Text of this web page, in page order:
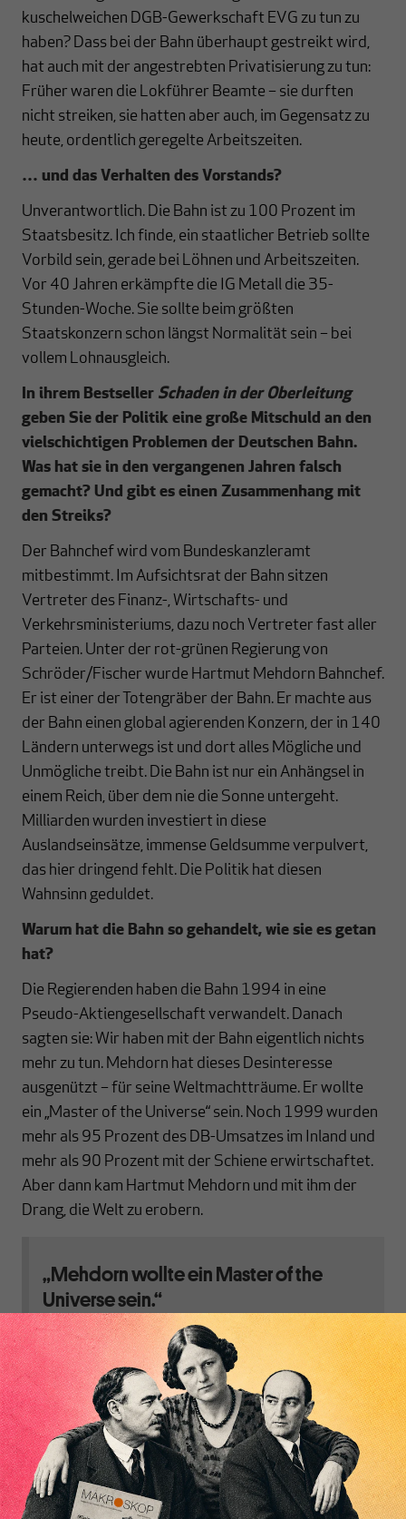
Inhaltsverzeichnis
kuschelweichen DGB-Gewerkschaft EVG zu tun zu
haben? Dass bei der Bahn überhaupt gestreikt wird,
hat auch mit der angestrebten Privatisierung zu tun:
Früher waren die Lokführer Beamte – sie durften
nicht streiken, sie hatten aber auch, im Gegensatz zu
heute, ordentlich geregelte Arbeitszeiten.
… und das Verhalten des Vorstands?
Unverantwortlich. Die Bahn ist zu 100 Prozent im
Staatsbesitz. Ich finde, ein staatlicher Betrieb sollte
Vorbild sein, gerade bei Löhnen und Arbeitszeiten.
Vor 40 Jahren erkämpfte die IG Metall die 35-
Stunden-Woche. Sie sollte beim größten
Staatskonzern schon längst Normalität sein – bei
vollem Lohnausgleich.
In ihrem Bestseller Schaden in der Oberleitung
geben Sie der Politik eine große Mitschuld an den
vielschichtigen Problemen der Deutschen Bahn.
Was hat sie in den vergangenen Jahren falsch
gemacht? Und gibt es einen Zusammenhang mit
den Streiks?
Der Bahnchef wird vom Bundeskanzleramt
mitbestimmt. Im Aufsichtsrat der Bahn sitzen
Vertreter des Finanz-, Wirtschafts- und
Verkehrsministeriums, dazu noch Vertreter fast aller
Parteien. Unter der rot-grünen Regierung von
Schröder/Fischer wurde Hartmut Mehdorn Bahnchef.
Er ist einer der Totengräber der Bahn. Er machte aus
der Bahn einen global agierenden Konzern, der in 140
Ländern unterwegs ist und dort alles Mögliche und
Unmögliche treibt. Die Bahn ist nur ein Anhängsel in
einem Reich, über dem nie die Sonne untergeht.
Milliarden wurden investiert in diese
Auslandseinsätze, immense Geldsumme verpulvert,
das hier dringend fehlt. Die Politik hat diesen
Wahnsinn geduldet.
Warum hat die Bahn so gehandelt, wie sie es getan
hat?
Die Regierenden haben die Bahn 1994 in eine
Pseudo-Aktiengesellschaft verwandelt. Danach
sagten sie: Wir haben mit der Bahn eigentlich nichts
mehr zu tun. Mehdorn hat dieses Desinteresse
ausgenützt – für seine Weltmachtträume. Er wollte
ein „Master of the Universe“ sein. Noch 1999 wurden
mehr als 95 Prozent des DB-Umsatzes im Inland und
mehr als 90 Prozent mit der Schiene erwirtschaftet.
Aber dann kam Hartmut Mehdorn und mit ihm der
Drang, die Welt zu erobern.
„Mehdorn wollte ein Master of the
Universe sein.“
Als Mehdorn von 1999 bis 2009 Chef der Deutschen
Bahn war, sagte er: „Unser Markt ist nicht
Deutschland. Unser Markt ist die Welt.“ 2005 erklärte
dieser Bahnchef, ohne gerügt zu werden, dass ihm die
Bahn nicht so wichtig sei: „Bis zum Ende des
Jahrzehnts werden wir 60 Prozent unserer Umsätze
mit Non-Rail-Aktivitäten erwirtschaften. Über 50